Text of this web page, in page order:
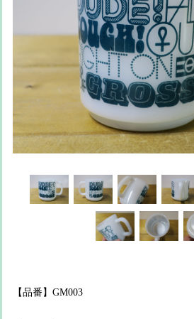
【品番】GM003